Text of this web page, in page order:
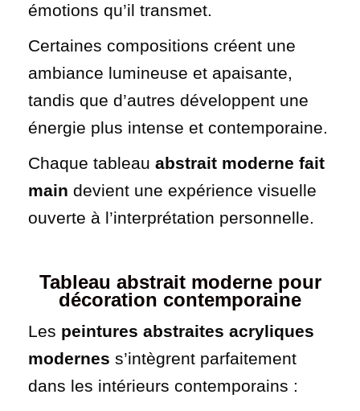
émotions qu’il transmet.
Certaines compositions créent une
ambiance lumineuse et apaisante,
tandis que d’autres développent une
énergie plus intense et contemporaine.
Chaque tableau abstrait moderne fait
main devient une expérience visuelle
ouverte à l’interprétation personnelle.
Tableau abstrait moderne pour
décoration contemporaine
Les peintures abstraites acryliques
modernes s’intègrent parfaitement
dans les intérieurs contemporains :